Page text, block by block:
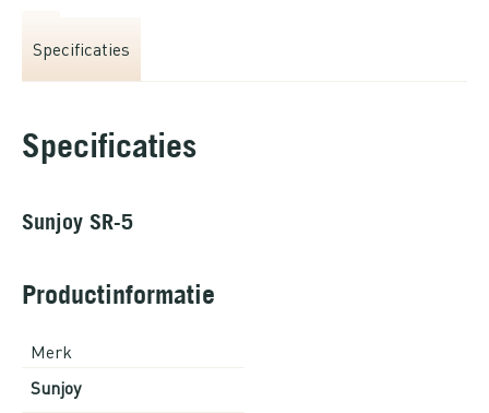
Specificaties
Specificaties
Sunjoy SR-5
Productinformatie
Merk
Sunjoy